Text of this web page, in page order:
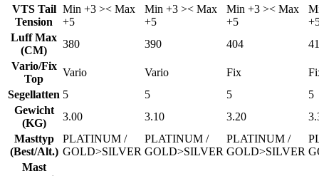
VTS Tail
Tension
Min +3 >< Max
+5
Min +3 >< Max
+5
Min +3 >< Max
+5
Luff Max
(CM)
380 390 404
Vario/Fix
Top
Vario Vario Fix
Segellatten 5 5 5
5
Gewicht
(KG)
3.00 3.10 3.20
Masttyp
(Best/Alt.)
PLATINUM /
GOLD>SILVER
PLATINUM /
GOLD>SILVER
PLATINUM /
GOLD>SILVER
Mast